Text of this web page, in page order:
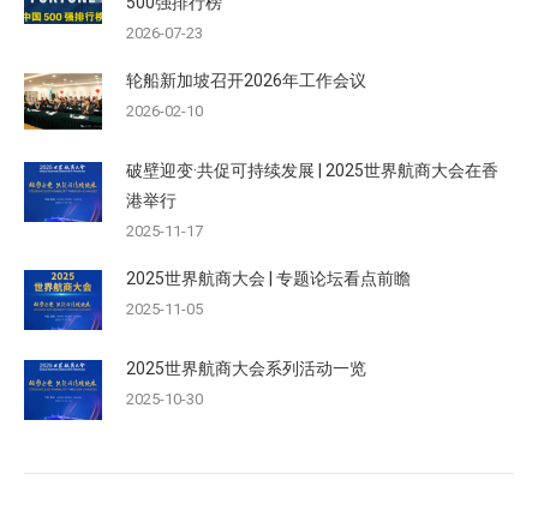
2026-07-23
轮船新加坡召开2026年工作会议
2026-02-10
破壁迎变·共促可持续发展 | 2025世界航商大会在香
港举行
2025-11-17
2025世界航商大会 | 专题论坛看点前瞻
2025-11-05
2025世界航商大会系列活动一览
2025-10-30